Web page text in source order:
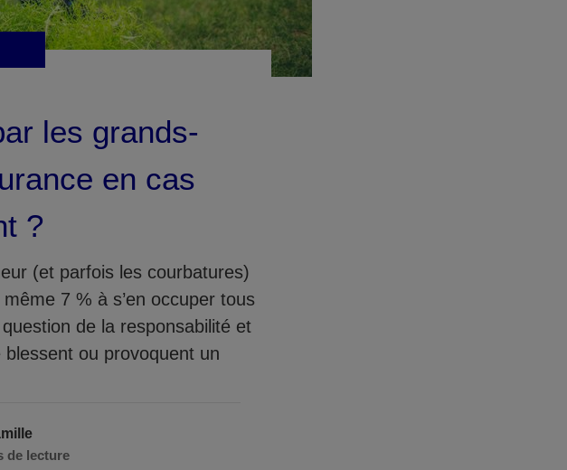
de lecture
les grands-
en cas
?
(et parfois les courbatures)
7 % à s’en occuper tous
de la responsabilité et
blessent ou provoquent un